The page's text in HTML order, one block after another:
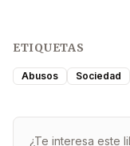
ETIQUETAS
Abusos Sociedad
¿Te interesa este